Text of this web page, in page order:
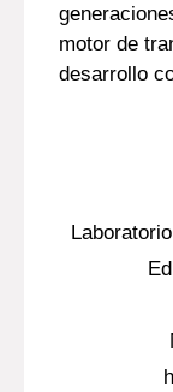
motor de
desarrollo